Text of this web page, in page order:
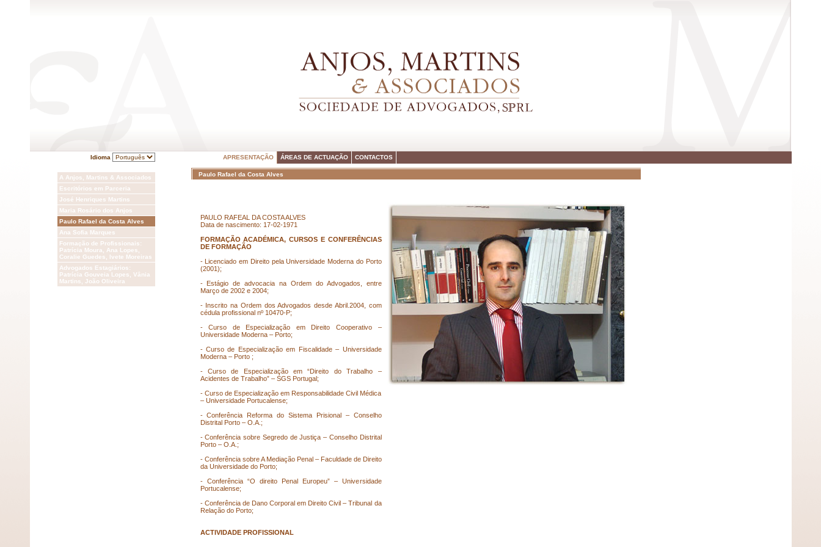
Idioma APRESENTAÇÃO ÁREAS DE ACTUAÇÃO CONTACTOS
A Anjos, Martins & Associados
Escritórios em Parceria
José Henriques Martins
Maria Rosário dos Anjos
Paulo Rafael da Costa Alves
Ana Sofia Marques
Formação de Profissionais:
Patrícia Moura, Ana Lopes,
Coralie Guedes, Ivete Moreiras
Advogados Estagiários:
Patrícia Gouveia Lopes, Vânia
Martins, João Oliveira
Paulo Rafael da Costa Alves
PAULO RAFEAL DA COSTA ALVES
Data de nascimento: 17-02-1971
FORMAÇÃO ACADÉMICA, CURSOS E CONFERÊNCIAS
DE FORMAÇÃO
- Licenciado em Direito pela Universidade Moderna do Porto
(2001);
- Estágio de advocacia na Ordem do Advogados, entre
Março de 2002 e 2004;
- Inscrito na Ordem dos Advogados desde Abril.2004, com
cédula profissional nº 10470-P;
- Curso de Especialização em Direito Cooperativo –
Universidade Moderna – Porto;
- Curso de Especialização em Fiscalidade – Universidade
Moderna – Porto ;
- Curso de Especialização em “Direito do Trabalho –
Acidentes de Trabalho” – SGS Portugal;
- Curso de Especialização em Responsabilidade Civil Médica
– Universidade Portucalense;
- Conferência Reforma do Sistema Prisional – Conselho
Distrital Porto – O.A.;
- Conferência sobre Segredo de Justiça – Conselho Distrital
Porto – O.A.;
- Conferência sobre A Mediação Penal – Faculdade de Direito
da Universidade do Porto;
- Conferência “O direito Penal Europeu” – Universidade
Portucalense;
- Conferência de Dano Corporal em Direito Civil – Tribunal da
Relação do Porto;
ACTIVIDADE PROFISSIONAL